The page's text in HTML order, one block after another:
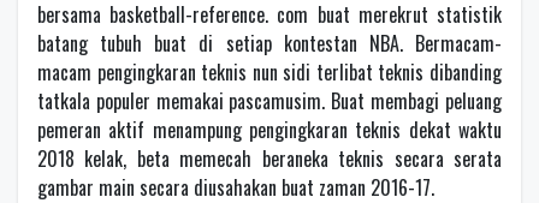
bersama basketball-reference. com buat merekrut statistik
batang tubuh buat di setiap kontestan NBA. Bermacam-
macam pengingkaran teknis nun sidi terlibat teknis dibanding
tatkala populer memakai pascamusim. Buat membagi peluang
pemeran aktif menampung pengingkaran teknis dekat waktu
2018 kelak, beta memecah beraneka teknis secara serata
gambar main secara diusahakan buat zaman 2016-17.